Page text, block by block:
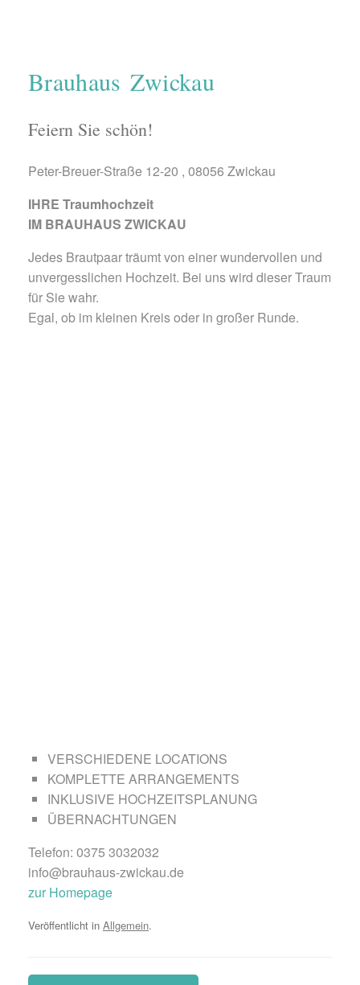
Brauhaus Zwickau
Feiern Sie schön!
Peter-Breuer-Straße 12-20 , 08056 Zwickau
IHRE Traumhochzeit
IM BRAUHAUS ZWICKAU
Jedes Brautpaar träumt von einer wundervollen und
unvergesslichen Hochzeit. Bei uns wird dieser Traum
für Sie wahr.
Egal, ob im kleinen Kreis oder in großer Runde.
VERSCHIEDENE LOCATIONS
KOMPLETTE ARRANGEMENTS
INKLUSIVE HOCHZEITSPLANUNG
ÜBERNACHTUNGEN
Telefon: 0375 3032032
info@brauhaus-zwickau.de
zur Homepage
Veröffentlicht in Allgemein.